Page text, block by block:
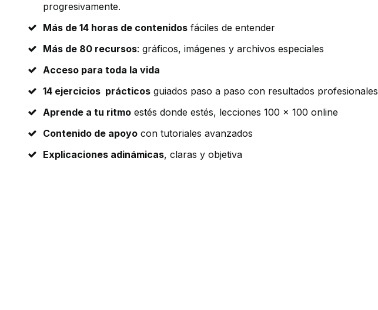
progresivamente.
Más de 14 horas de contenidos fáciles de entender
Más de 80 recursos: gráficos, imágenes y archivos especiales
Acceso para toda la vida
14 ejercicios prácticos guiados paso a paso con resultados profesionales
Aprende a tu ritmo estés donde estés, lecciones 100 x 100 online
Contenido de apoyo con tutoriales avanzados
Explicaciones adinámicas, claras y objetiva